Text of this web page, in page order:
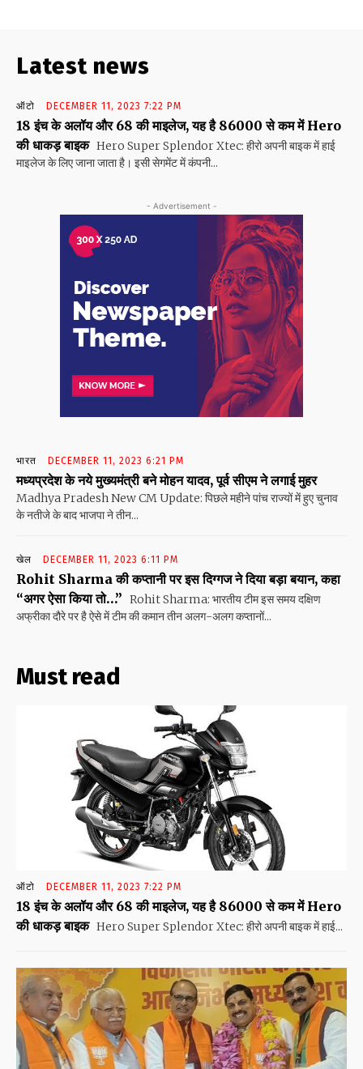
Latest news
ऑटो DECEMBER 11, 2023 7:22 PM
18 इंच के अलॉय और 68 की माइलेज, यह है 86000 से कम में Hero
की धाकड़ बाइक Hero Super Splendor Xtec: हीरो अपनी बाइक में हाई
माइलेज के लिए जाना जाता है। इसी सेगमेंट में कंपनी...
- Advertisement -
भारत DECEMBER 11, 2023 6:21 PM
मध्यप्रदेश के नये मुख्यमंत्री बने मोहन यादव, पूर्व सीएम ने लगाई मुहर
Madhya Pradesh New CM Update: पिछले महीने पांच राज्यों में हुए चुनाव
के नतीजे के बाद भाजपा ने तीन...
खेल DECEMBER 11, 2023 6:11 PM
Rohit Sharma की कप्तानी पर इस दिग्गज ने दिया बड़ा बयान, कहा
“अगर ऐसा किया तो…” Rohit Sharma: भारतीय टीम इस समय दक्षिण
अफ्रीका दौरे पर है ऐसे में टीम की कमान तीन अलग-अलग कप्तानों...
Must read
ऑटो DECEMBER 11, 2023 7:22 PM
18 इंच के अलॉय और 68 की माइलेज, यह है 86000 से कम में Hero
की धाकड़ बाइक Hero Super Splendor Xtec: हीरो अपनी बाइक में हाई...